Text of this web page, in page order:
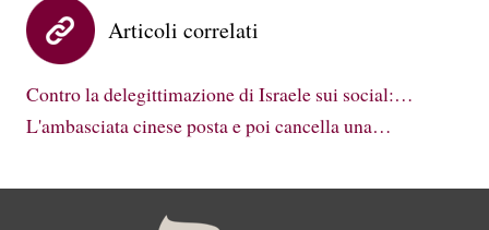
Articoli correlati
Contro la delegittimazione di Israele sui social:…
L'ambasciata cinese posta e poi cancella una…